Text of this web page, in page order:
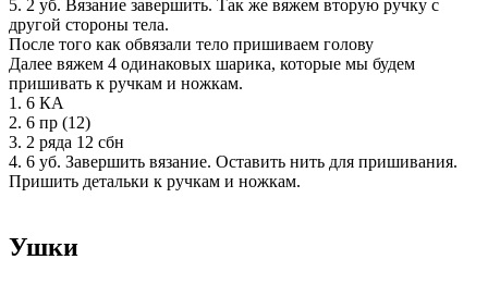
5. 2 уб. Вязание завершить. Так же вяжем вторую ручку с
другой стороны тела.
После того как обвязали тело пришиваем голову
Далее вяжем 4 одинаковых шарика, которые мы будем
пришивать к ручкам и ножкам.
1. 6 КА
2. 6 пр (12)
3. 2 ряда 12 сбн
4. 6 уб. Завершить вязание. Оставить нить для пришивания.
Пришить детальки к ручкам и ножкам.
Ушки